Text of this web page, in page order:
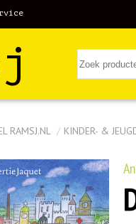
RAMSJ.NL / KINDER- &